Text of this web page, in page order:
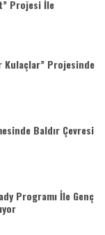
Projesi İle
Kulaçlar” Projesinde
Baldır Çevresi
Programı İle Genç